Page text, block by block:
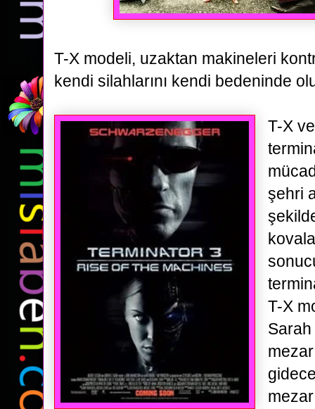
T-X modeli, uzaktan makineleri
kendi silahlarını kendi bedeninde
T-X
şehri
T-X